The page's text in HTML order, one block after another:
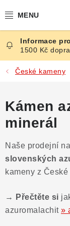
na
ČESKÉ KAMENY
ŠPERKY
BROUŠENÉ
SLEVY
ÚČINKY
KRYSTALY
1500 Kč
České kameny
Kámen
minerál
Naše prodejní
slovenských
kameny z
→ Přečtěte si
azuromalachit »